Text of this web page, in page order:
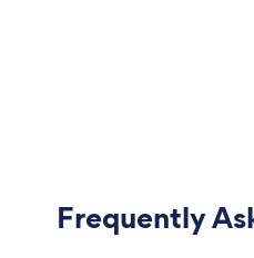
Frequently